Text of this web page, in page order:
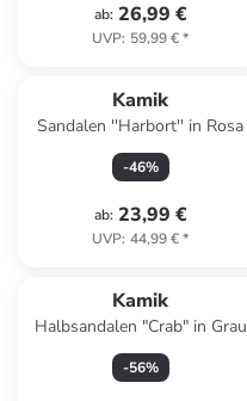
ab: 26,99 €
UVP: 59,99 €*
Kamik
Sandalen ''Harbort'' in Rosa
-46%
ab: 23,99 €
UVP: 44,99 €*
Kamik
Halbsandalen "Crab" in Grau
-56%